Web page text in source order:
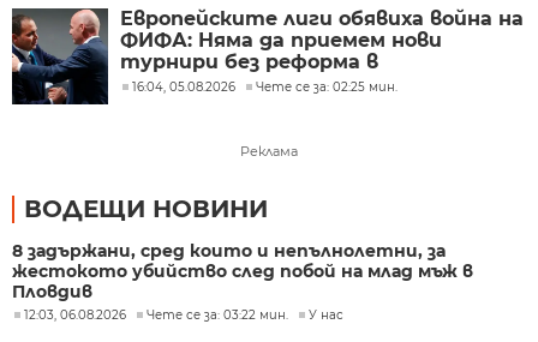
Европейските лиги обявиха война на
ФИФА: Няма да приемем нови
турнири без реформа в
управлението
16:04, 05.08.2026 Чете се за: 02:25 мин.
Реклама
ВОДЕЩИ НОВИНИ
8 задържани, сред които и непълнолетни, за
жестокото убийство след побой на млад мъж в
Пловдив
12:03, 06.08.2026 Чете се за: 03:22 мин. У нас